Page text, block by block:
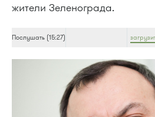
жители Зеленограда.
Послушать (15:27)